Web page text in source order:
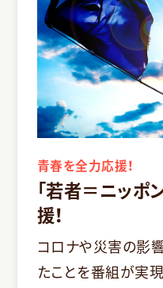
青春を全力応援！
「若者＝ニッポ
援！
コロナや災害の影
たことを番組が実現